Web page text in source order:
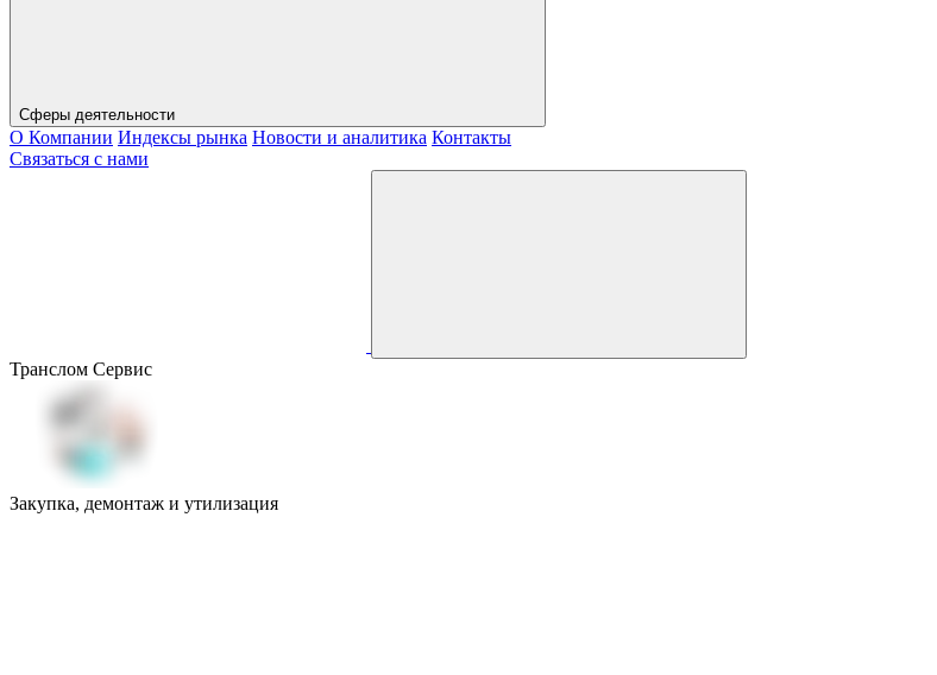
Сферы деятельности
О Компании Индексы рынка Новости и аналитика Контакты
Связаться с нами
Транслом Сервис
Закупка, демонтаж и утилизация